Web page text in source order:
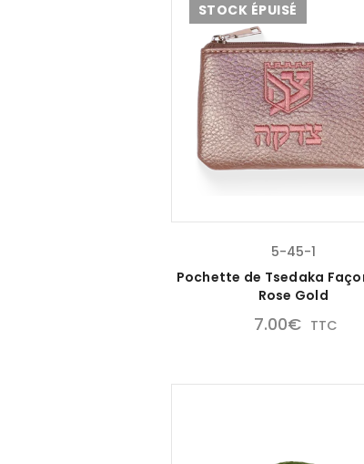
STOCK ÉPUISÉ
5-45-1
Pochette de Tsedaka
Rose Gold
7.00€ TTC